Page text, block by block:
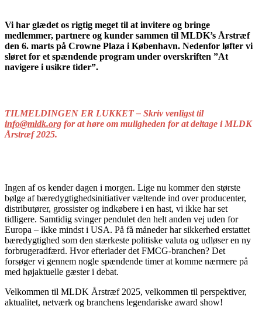
Vi har glædet os rigtig meget til at invitere og bringe
medlemmer, partnere og kunder sammen til MLDK’s Årstræf
den 6. marts på Crowne Plaza i København. Nedenfor løfter vi
sløret for et spændende program under overskriften ”At
navigere i usikre tider”.
TILMELDINGEN ER LUKKET – Skriv venligst til
info@mldk.org for at høre om muligheden for at deltage i MLDK
Årstræf 2025.
Ingen af os kender dagen i morgen. Lige nu kommer den største
bølge af bæredygtighedsinitiativer væltende ind over producenter,
distributører, grossister og indkøbere i en hast, vi ikke har set
tidligere. Samtidig svinger pendulet den helt anden vej uden for
Europa – ikke mindst i USA. På få måneder har sikkerhed erstattet
bæredygtighed som den stærkeste politiske valuta og udløser en ny
forbrugeradfærd. Hvor efterlader det FMCG-branchen? Det
forsøger vi gennem nogle spændende timer at komme nærmere på
med højaktuelle gæster i debat.
Velkommen til MLDK Årstræf 2025, velkommen til perspektiver,
aktualitet, netværk og branchens legendariske award show!